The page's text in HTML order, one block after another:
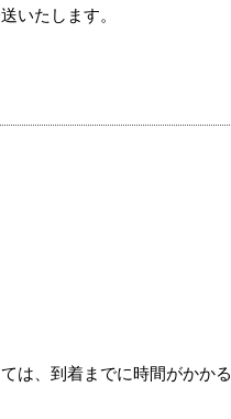
いたします。
は、到着までに時間がかかる